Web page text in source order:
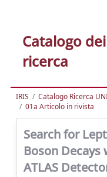
Catalogo
ricerca
IRIS Catalogo Ricerca
01a Articolo in rivista
Search for
Boson
ATLAS